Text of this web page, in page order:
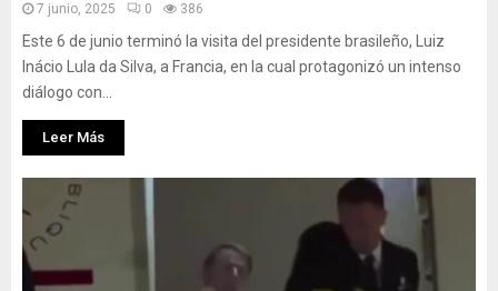
7 junio, 2025 0 386
Este 6 de junio terminó la visita del presidente brasileño, Luiz
Inácio Lula da Silva, a Francia, en la cual protagonizó un intenso
diálogo con...
Leer Más